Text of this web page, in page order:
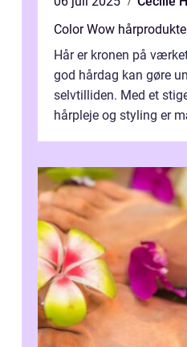
Color Wow
Hår er kronen på
god hårdag kan gøre
selvtilliden. Med et
hårpleje og styling er